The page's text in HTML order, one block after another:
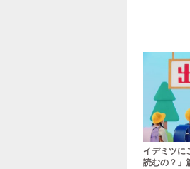
イデミツに
読むの？」